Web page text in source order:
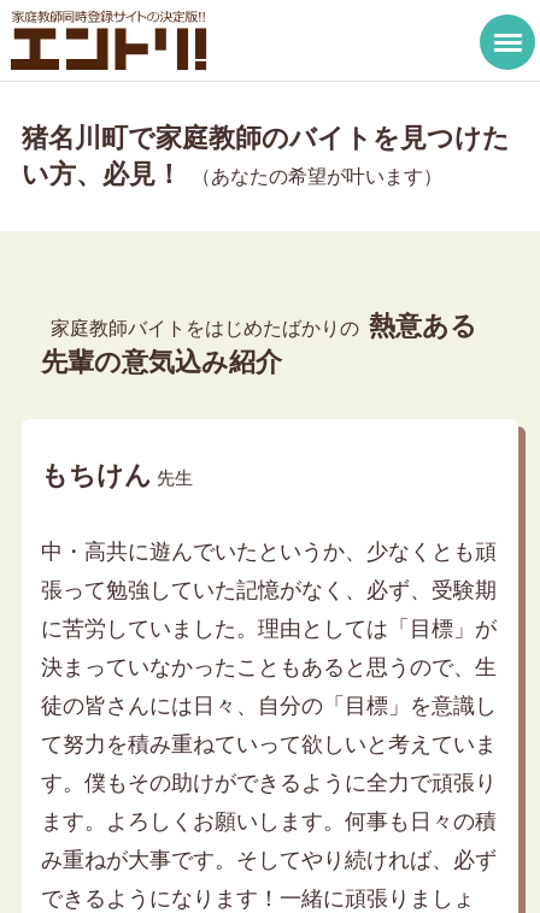
猪名川町で家庭教師のバイトを見つけた
い方、必見！
（あなたの希望が叶います）
家庭教師バイトをはじめたばかりの 熱意ある
先輩の意気込み紹介
もちけん 先生
中・高共に遊んでいたというか、少なくとも頑
張って勉強していた記憶がなく、必ず、受験期
に苦労していました。理由としては「目標」が
決まっていなかったこともあると思うので、生
徒の皆さんには日々、自分の「目標」を意識し
て努力を積み重ねていって欲しいと考えていま
す。僕もその助けができるように全力で頑張り
ます。よろしくお願いします。何事も日々の積
み重ねが大事です。そしてやり続ければ、必ず
できるようになります！一緒に頑張りましょ